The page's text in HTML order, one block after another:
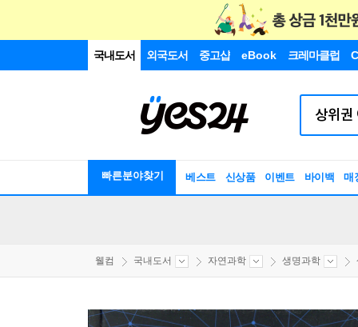
국내도서 외국도서 중고샵 eBook 크레마클럽
빠른분야찾기 베스트 신상품 이벤트 바이백 매
웰컴 국내도서 자연과학 생명과학